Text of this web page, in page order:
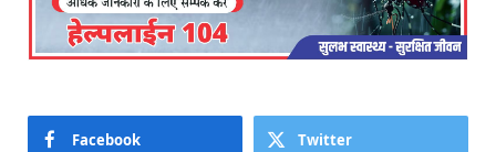
Facebook Twitter